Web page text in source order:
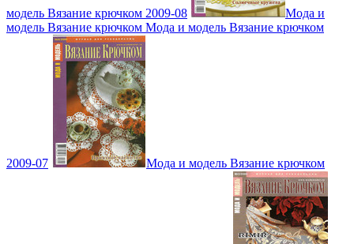
модель Вязание крючком 2009-08
Мода и
модель Вязание крючком Мода и модель Вязание крючком
2009-07 Мода и модель Вязание крючком